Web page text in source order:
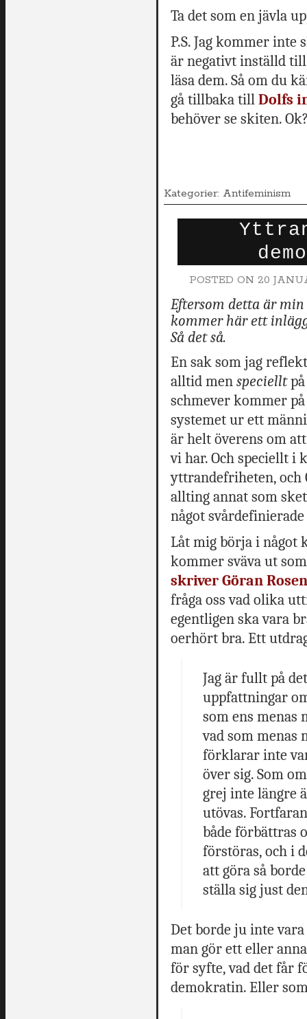
Ta det som en jävla
P.S. Jag kommer inte
är negativt inställd till
läsa dem. Så om du
gå tillbaka till Dolfs
behöver se skiten.
Kategorier: Antifeminism
POSTED ON 20
Eftersom detta är
kommer här ett
Så det så.
En sak som jag
alltid men specielltpå
schmever kommer
systemet ur ett
är helt överens om
vi har. Och speciellt i
yttrandefriheten, och
allting annat som
något
Låt mig börja i något
kommer sväva ut
skriver Göran
fråga oss vad olika
egentligen ska vara
oerhört bra. Ett
Jag är fullt på
uppfattningar
som ens menas
vad som menas
förklarar inte
över sig. Som
grej inte längre
utövas.
både förbättras
förstöras, och i
att göra så
ställa sig just
Det borde ju inte
man gör ett eller
för syfte, vad det får
demokratin. Eller